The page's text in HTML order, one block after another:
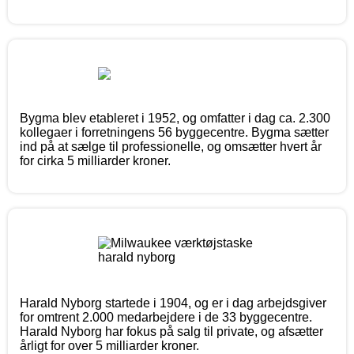
Bygma blev etableret i 1952, og omfatter i dag ca. 2.300
kollegaer i forretningens 56 byggecentre. Bygma sætter
ind på at sælge til professionelle, og omsætter hvert år
for cirka 5 milliarder kroner.
Harald Nyborg startede i 1904, og er i dag arbejdsgiver
for omtrent 2.000 medarbejdere i de 33 byggecentre.
Harald Nyborg har fokus på salg til private, og afsætter
årligt for over 5 milliarder kroner.